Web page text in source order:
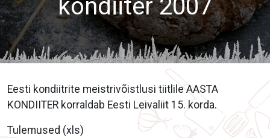
kondiiter 2007
Eesti kondiitrite meistrivõistlusi tiitlile AASTA
KONDIITER korraldab Eesti Leivaliit 15. korda.
Tulemused (xls)